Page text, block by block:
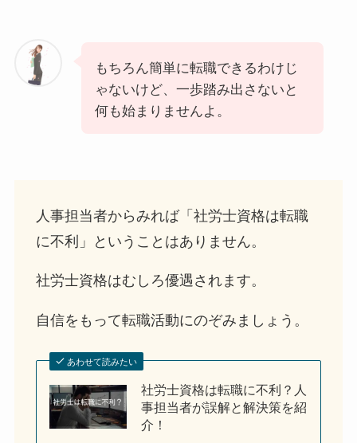
もちろん簡単に転職できるわけじ
ゃないけど、一歩踏み出さないと
何も始まりませんよ。
人事担当者からみれば「社労士資格は転職
に不利」ということはありません。
社労士資格はむしろ優遇されます。
自信をもって転職活動にのぞみましょう。
あわせて読みたい
社労士資格は転職に不利？人
事担当者が誤解と解決策を紹
介！